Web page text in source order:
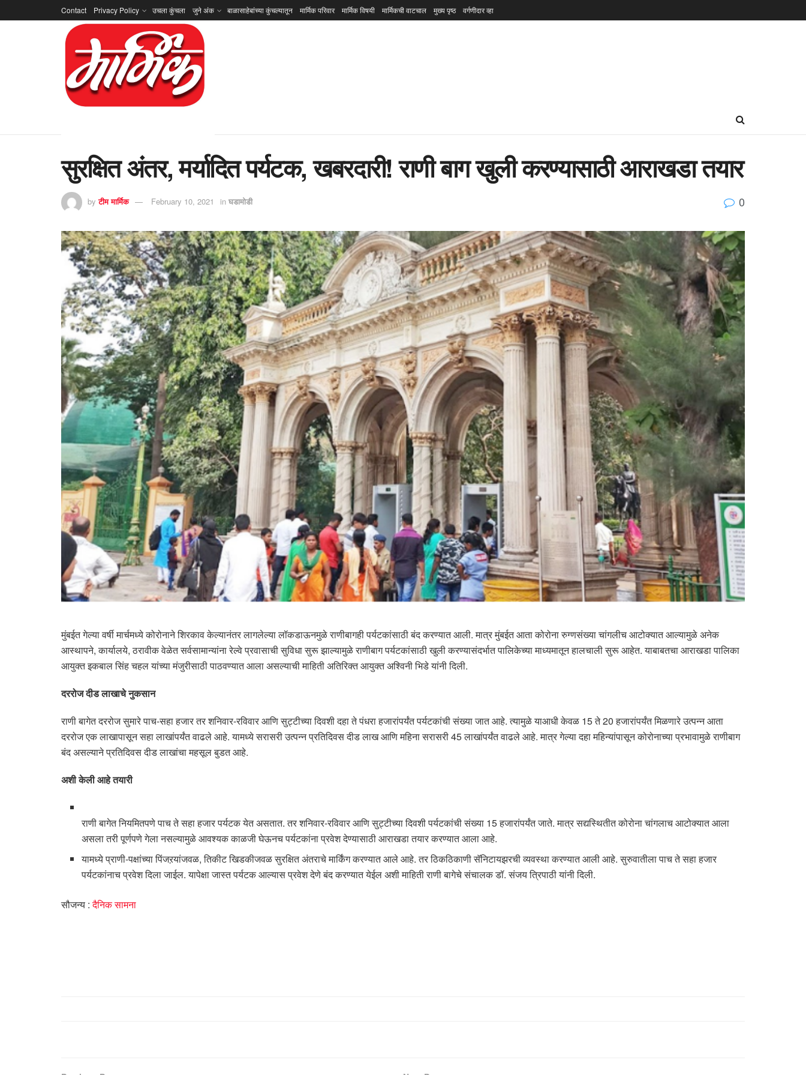
Contact Privacy Policy उचला कुंचला जुने अंक बाळासाहेबांच्या कुंचल्यातून मार्मिक परिवार मार्मिक विषयी मार्मिकची वाटचाल मुख्य पृष्ठ वर्गणीदार व्हा
सुरक्षित अंतर, मर्यादित पर्यटक, खबरदारी! राणी बाग खुली करण्यासाठी आराखडा तयार
by टीम मार्मिक February 10, 2021 in घडामोडी 0
मुंबईत गेल्या वर्षी मार्चमध्ये कोरोनाने शिरकाव केल्यानंतर लागलेल्या लॉकडाऊनमुळे राणीबागही पर्यटकांसाठी बंद करण्यात आली. मात्र मुंबईत आता कोरोना रुग्णसंख्या चांगलीच आटोक्यात आल्यामुळे अनेक
आस्थापने, कार्यालये, ठरावीक वेळेत सर्वसामान्यांना रेल्वे प्रवासाची सुविधा सुरू झाल्यामुळे राणीबाग पर्यटकांसाठी खुली करण्यासंदर्भात पालिकेच्या माध्यमातून हालचाली सुरू आहेत. याबाबतचा आराखडा पालिका
आयुक्त इकबाल सिंह चहल यांच्या मंजुरीसाठी पाठवण्यात आला असल्याची माहिती अतिरिक्त आयुक्त अश्विनी भिडे यांनी दिली.
दररोज दीड लाखाचे नुकसान
राणी बागेत दररोज सुमारे पाच-सहा हजार तर शनिवार-रविवार आणि सुट्टीच्या दिवशी दहा ते पंधरा हजारांपर्यंत पर्यटकांची संख्या जात आहे. त्यामुळे याआधी केवळ 15 ते 20 हजारांपर्यंत मिळणारे उत्पन्न आता
दररोज एक लाखापासून सहा लाखांपर्यंत वाढले आहे. यामध्ये सरासरी उत्पन्न प्रतिदिवस दीड लाख आणि महिना सरासरी 45 लाखांपर्यंत वाढले आहे. मात्र गेल्या दहा महिन्यांपासून कोरोनाच्या प्रभावामुळे राणीबाग
बंद असल्याने प्रतिदिवस दीड लाखांचा महसूल बुडत आहे.
अशी केली आहे तयारी
राणी बागेत नियमितपणे पाच ते सहा हजार पर्यटक येत असतात. तर शनिवार-रविवार आणि सुट्टीच्या दिवशी पर्यटकांची संख्या 15 हजारांपर्यंत जाते. मात्र सद्यस्थितीत कोरोना चांगलाच आटोक्यात आला
असला तरी पूर्णपणे गेला नसल्यामुळे आवश्यक काळजी घेऊनच पर्यटकांना प्रवेश देण्यासाठी आराखडा तयार करण्यात आला आहे.
यामध्ये प्राणी-पक्षांच्या पिंजऱयांजवळ, तिकीट खिडकीजवळ सुरक्षित अंतराचे मार्किंग करण्यात आले आहे. तर ठिकठिकाणी सॅनिटायझरची व्यवस्था करण्यात आली आहे. सुरुवातीला पाच ते सहा हजार
पर्यटकांनाच प्रवेश दिला जाईल. यापेक्षा जास्त पर्यटक आल्यास प्रवेश देणे बंद करण्यात येईल अशी माहिती राणी बागेचे संचालक डॉ. संजय त्रिपाठी यांनी दिली.
सौजन्य :दैनिक सामना